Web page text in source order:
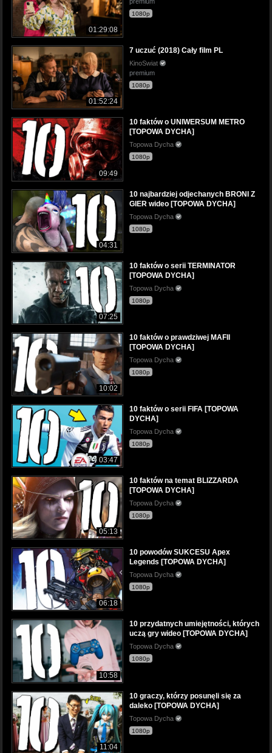
01:29:08
1080p
01:52:24
7 uczuć (2018) Cały film PL
KinoSwiat
premium
1080p
09:49
10 faktów o UNIWERSUM METRO
[TOPOWA DYCHA]
Topowa Dycha
1080p
04:31
10 najbardziej odjechanych BRONI Z
GIER wideo [TOPOWA DYCHA]
Topowa Dycha
1080p
07:25
10 faktów o serii TERMINATOR
[TOPOWA DYCHA]
Topowa Dycha
1080p
10:02
10 faktów o prawdziwej MAFII
[TOPOWA DYCHA]
Topowa Dycha
1080p
03:47
10 faktów o serii FIFA [TOPOWA
DYCHA]
Topowa Dycha
1080p
05:13
10 faktów na temat BLIZZARDA
[TOPOWA DYCHA]
Topowa Dycha
1080p
06:18
10 powodów SUKCESU Apex
Legends [TOPOWA DYCHA]
Topowa Dycha
1080p
10:58
10 przydatnych umiejętności, których
uczą gry wideo [TOPOWA DYCHA]
Topowa Dycha
1080p
11:04
10 graczy, którzy posunęli się za
daleko [TOPOWA DYCHA]
Topowa Dycha
1080p